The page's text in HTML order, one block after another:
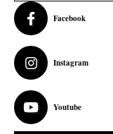
Facebook
Instagram
Youtube